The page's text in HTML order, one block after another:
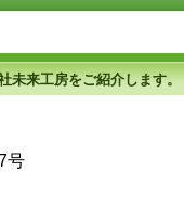
未来工房をご紹介します。
号